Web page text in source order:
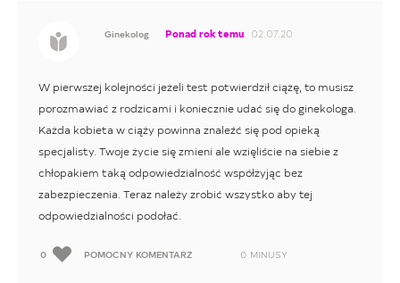
Ginekolog Ponad rok temu 02.07.20
W pierwszej kolejności jeżeli test potwierdził ciążę, to musisz
porozmawiać z rodzicami i koniecznie udać się do ginekologa.
Każda kobieta w ciąży powinna znaleźć się pod opieką
specjalisty. Twoje życie się zmieni ale wzięliście na siebie z
chłopakiem taką odpowiedzialność współżyjąc bez
zabezpieczenia. Teraz należy zrobić wszystko aby tej
odpowiedzialności podołać.
0 POMOCNY KOMENTARZ 0 MINUSY